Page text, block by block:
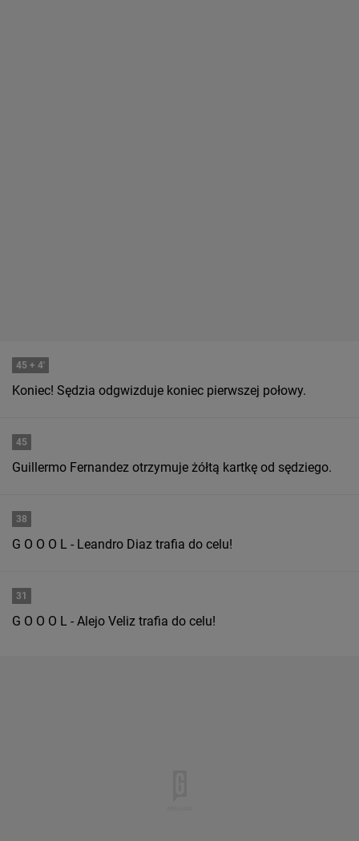
45 + 4'
Koniec! Sędzia odgwizduje koniec pierwszej połowy.
45
Guillermo Fernandez otrzymuje żółtą kartkę od sędziego.
38
G O O O L - Leandro Diaz trafia do celu!
31
G O O O L - Alejo Veliz trafia do celu!